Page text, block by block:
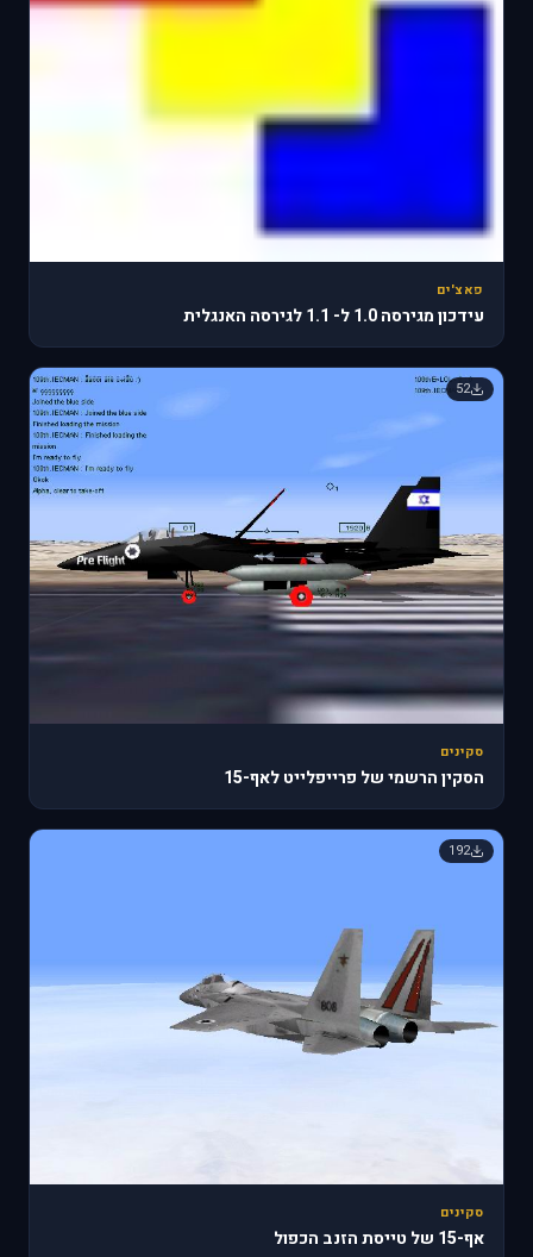
פאצ'ים
עידכון מגירסה 1.0 ל- 1.1 לגירסה האנגלית
52
סקינים
הסקין הרשמי של פרייפלייט לאף-15
192
סקינים
אף-15 של טייסת הזנב הכפול